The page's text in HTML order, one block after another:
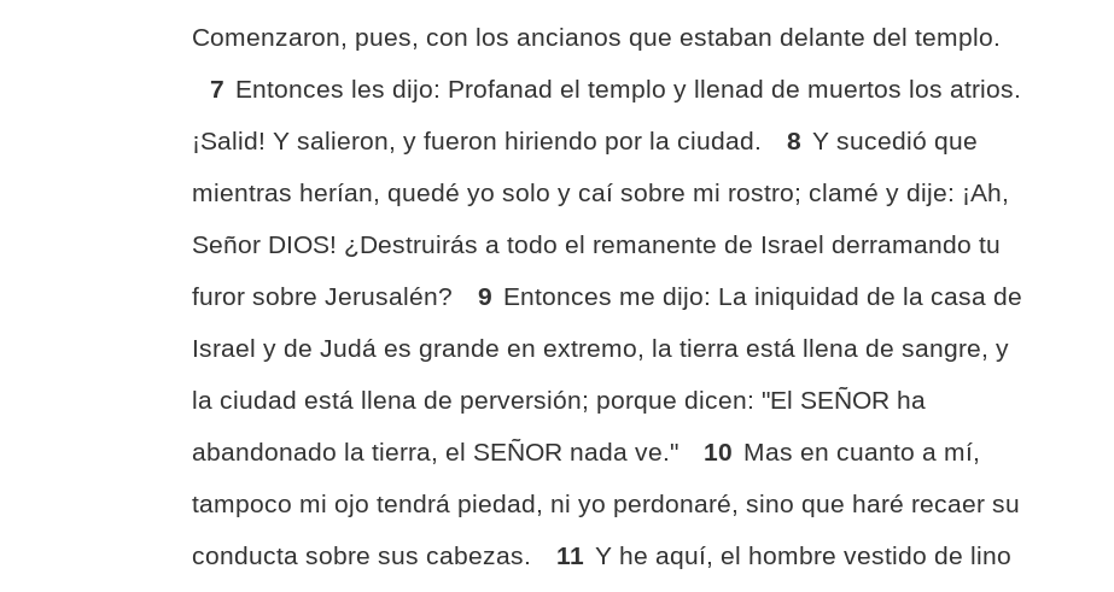
Comenzaron, pues, con los ancianos que estaban delante del templo.
7 Entonces les dijo: Profanad el templo y llenad de muertos los atrios.
¡Salid! Y salieron, y fueron hiriendo por la ciudad.
8 Y sucedió que
mientras herían, quedé yo solo y caí sobre mi rostro; clamé y dije: ¡Ah,
Señor DIOS! ¿Destruirás a todo el remanente de Israel derramando tu
furor sobre Jerusalén?
9 Entonces me dijo: La iniquidad de la casa de
Israel y de Judá es grande en extremo, la tierra está llena de sangre, y
la ciudad está llena de perversión; porque dicen: "El SEÑOR ha
abandonado la tierra, el SEÑOR nada ve."
10 Mas en cuanto a mí,
tampoco mi ojo tendrá piedad, ni yo perdonaré, sino que haré recaer su
conducta sobre sus cabezas.
11 Y he aquí, el hombre vestido de lino